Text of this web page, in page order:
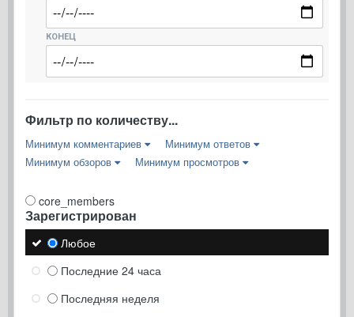
КОНЕЦ
Фильтр по количеству...
Минимум комментариев
Минимум ответов
Минимум обзоров
Минимум просмотров
core_members
Зарегистрирован
Любое
Последние 24 часа
Последняя неделя